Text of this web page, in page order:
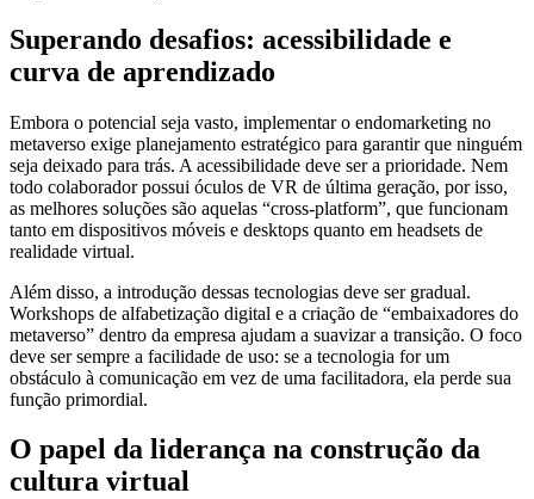
Superando desafios: acessibilidade e
curva de aprendizado
Embora o potencial seja vasto, implementar o endomarketing no
metaverso exige planejamento estratégico para garantir que ninguém
seja deixado para trás. A acessibilidade deve ser a prioridade. Nem
todo colaborador possui óculos de VR de última geração, por isso,
as melhores soluções são aquelas “cross-platform”, que funcionam
tanto em dispositivos móveis e desktops quanto em headsets de
realidade virtual.
Além disso, a introdução dessas tecnologias deve ser gradual.
Workshops de alfabetização digital e a criação de “embaixadores do
metaverso” dentro da empresa ajudam a suavizar a transição. O foco
deve ser sempre a facilidade de uso: se a tecnologia for um
obstáculo à comunicação em vez de uma facilitadora, ela perde sua
função primordial.
O papel da liderança na construção da
cultura virtual